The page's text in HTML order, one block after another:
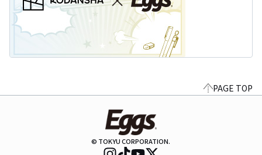
PAGE TOP
© TOKYU CORPORATION.